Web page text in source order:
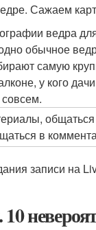
ведра
обычное
самую
у кого
в
записи на